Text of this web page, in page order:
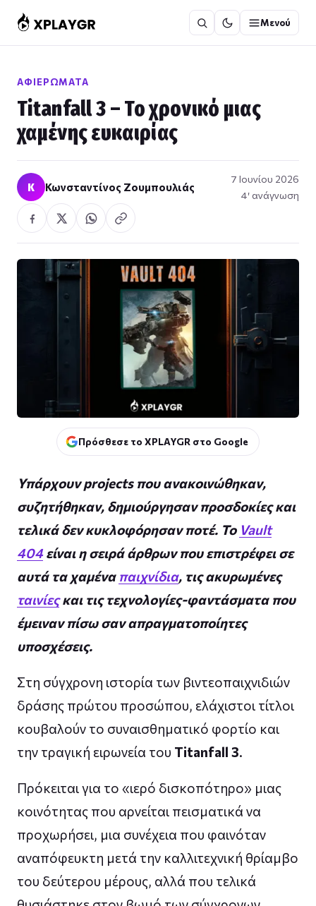
στο
περιεχόμενο
Μενού
ΑΦΙΕΡΏΜΑΤΑ
Titanfall 3 – Το χρονικό μιας
χαμένης ευκαιρίας
Κ Κωνσταντίνος Ζουμπουλιάς
7 Ιουνίου 2026
4′ ανάγνωση
Πρόσθεσε το XPLAYGR στο Google
Υπάρχουν projects που ανακοινώθηκαν,
συζητήθηκαν, δημιούργησαν προσδοκίες και
τελικά δεν κυκλοφόρησαν ποτέ. Το Vault
404είναι η σειρά άρθρων που επιστρέφει σε
αυτά τα χαμένα παιχνίδια, τις ακυρωμένες
ταινίεςκαι τις τεχνολογίες-φαντάσματα που
έμειναν πίσω σαν απραγματοποίητες
υποσχέσεις.
Στη σύγχρονη ιστορία των βιντεοπαιχνιδιών
δράσης πρώτου προσώπου, ελάχιστοι τίτλοι
κουβαλούν το συναισθηματικό φορτίο και
την τραγική ειρωνεία του Titanfall 3.
Πρόκειται για το «ιερό δισκοπότηρο» μιας
κοινότητας που αρνείται πεισματικά να
προχωρήσει, μια συνέχεια που φαινόταν
αναπόφευκτη μετά την καλλιτεχνική θρίαμβο
του δεύτερου μέρους, αλλά που τελικά